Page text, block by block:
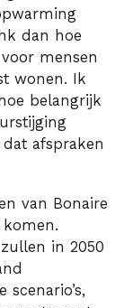
dan hoe
mensen
wonen. Ik
belangrijk
afspraken
van Bonaire
in 2050